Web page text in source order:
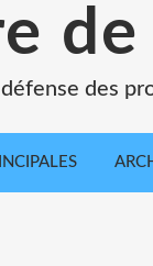
des